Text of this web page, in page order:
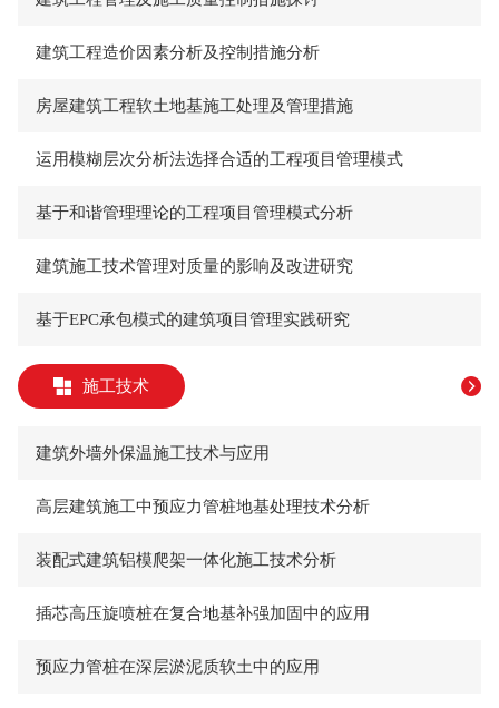
​建筑工程造价因素分析及控制措施分析
​房屋建筑工程软土地基施工处理及管理措施
​运用模糊层次分析法选择合适的工程项目管理模式
​基于和谐管理理论的工程项目管理模式分析
​建筑施工技术管理对质量的影响及改进研究
​基于EPC承包模式的建筑项目管理实践研究
施工技术
​建筑外墙外保温施工技术与应用
​高层建筑施工中预应力管桩地基处理技术分析
​装配式建筑铝模爬架一体化施工技术分析
​插芯高压旋喷桩在复合地基补强加固中的应用
​预应力管桩在深层淤泥质软土中的应用